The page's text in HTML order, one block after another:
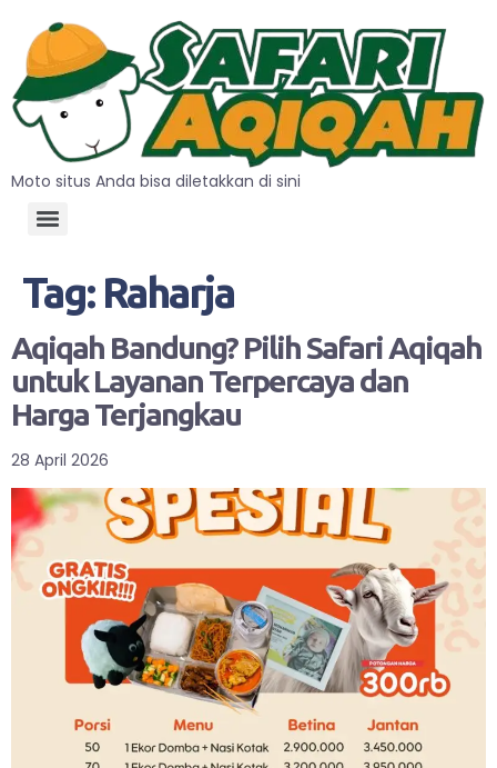
Moto situs Anda bisa diletakkan di sini
Tag: Raharja
Aqiqah Bandung? Pilih Safari Aqiqah
untuk Layanan Terpercaya dan
Harga Terjangkau
28 April 2026